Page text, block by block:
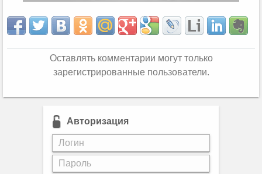
Оставлять комментарии могут только
зарегистрированные пользователи.
Авторизация